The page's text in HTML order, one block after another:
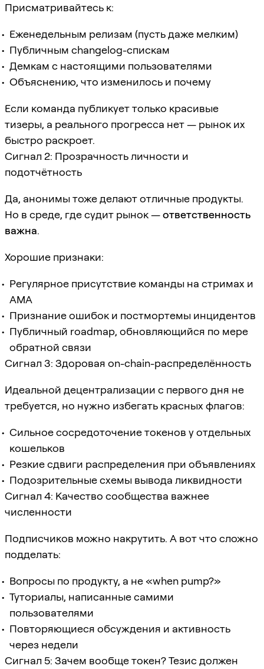
Присматривайтесь к:
Еженедельным релизам (пусть даже мелким)
Публичным changelog-спискам
Демкам с настоящими пользователями
Объяснению, что изменилось и почему
Если команда публикует только красивые
тизеры, а реального прогресса нет — рынок их
быстро раскроет.
Сигнал 2: Прозрачность личности и
подотчётность
Да, анонимы тоже делают отличные продукты.
Но в среде, где судит рынок —ответственность
важна.
Хорошие признаки:
Регулярное присутствие команды на стримах и
AMA
Признание ошибок и постмортемы инцидентов
Публичный roadmap, обновляющийся по мере
обратной связи
Сигнал 3: Здоровая on-chain-распределённость
Идеальной децентрализации с первого дня не
требуется, но нужно избегать красных флагов:
Сильное сосредоточение токенов у отдельных
кошельков
Резкие сдвиги распределения при объявлениях
Подозрительные схемы вывода ликвидности
Сигнал 4: Качество сообщества важнее
численности
Подписчиков можно накрутить. А вот что сложно
подделать:
Вопросы по продукту, а не «when pump?»
Туториалы, написанные самими
пользователями
Повторяющиеся обсуждения и активность
через недели
Сигнал 5: Зачем вообще токен? Тезис должен